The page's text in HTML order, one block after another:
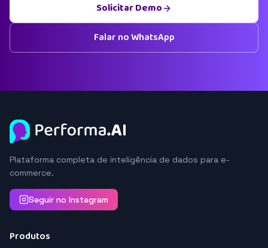
Solicitar Demo
Falar no WhatsApp
Plataforma completa de inteligência de dados para e-
commerce.
Seguir no Instagram
Produtos